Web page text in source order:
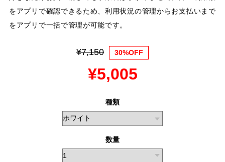
をアプリで確認できるため、利用状況の管理からお支払いまで
をアプリで一括で管理が可能です。
¥7,150 30%OFF
¥5,005
種類
数量